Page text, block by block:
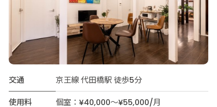
交通
京王線 代田橋駅 徒歩5分
使用料
個室：¥40,000～¥55,000/月